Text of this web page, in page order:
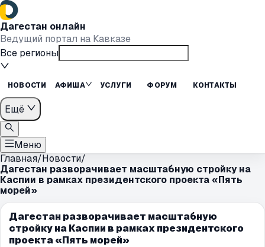
Дагестан онлайн
Ведущий портал на Кавказе
Все регионы
НОВОСТИ АФИША УСЛУГИ ФОРУМ КОНТАКТЫ
Ещё
Меню
Главная/Новости/
Дагестан разворачивает масштабную стройку на
Каспии в рамках президентского проекта «Пять
морей»
Дагестан разворачивает масштабную
стройку на Каспии в рамках президентского
проекта «Пять морей»